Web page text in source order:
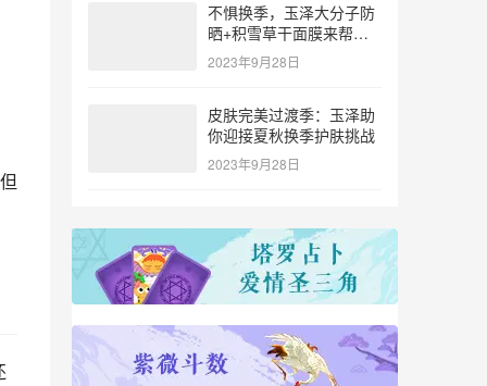
不惧换季，玉泽大分子防
晒+积雪草干面膜来帮
忙！
2023年9月28日
皮肤完美过渡季：玉泽助
你迎接夏秋换季护肤挑战
2023年9月28日